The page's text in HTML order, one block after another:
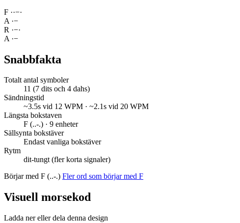
F ··−·
A ·−
R ·−·
A ·−
Snabbfakta
Totalt antal symboler
11 (7 dits och 4 dahs)
Sändningstid
~3.5s vid 12 WPM · ~2.1s vid 20 WPM
Längsta bokstaven
F (..-.) · 9 enheter
Sällsynta bokstäver
Endast vanliga bokstäver
Rytm
dit-tungt (fler korta signaler)
Börjar med F (..-.) Fler ord som börjar med F
Visuell morsekod
Ladda ner eller dela denna design